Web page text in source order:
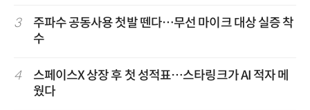
3
주파수 공동사용 첫발 뗀다…무선 마이크 대상 실증 착
수
4
스페이스X 상장 후 첫 성적표…스타링크가 AI 적자 메
웠다